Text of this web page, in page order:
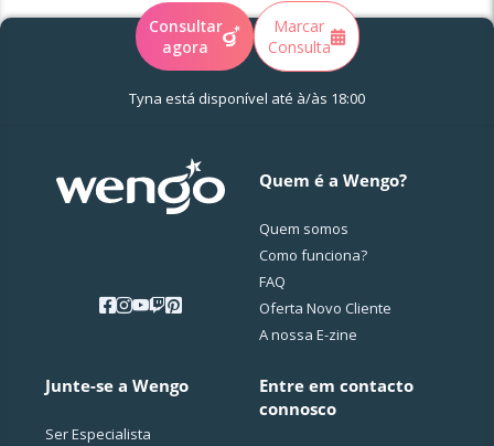
Consultar
agora
Marcar
Consulta
Tyna está disponível até à/às 18:00
Quem é a Wengo?
Quem somos
Como funciona?
FAQ
Oferta Novo Cliente
A nossa E-zine
Junte-se a Wengo
Ser Especialista
Entre em contacto
connosco